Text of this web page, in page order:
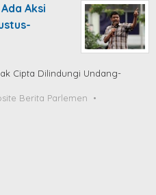
Aksi
Cipta Dilindungi Undang-
Berita Parlemen